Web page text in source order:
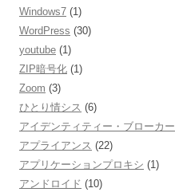
Windows7 (1)
WordPress (30)
youtube (1)
ZIP暗号化 (1)
Zoom (3)
ひとり情シス (6)
アイデンティティー・ブローカー
アプライアンス (22)
アプリケーションプロキシ (1)
アンドロイド (10)